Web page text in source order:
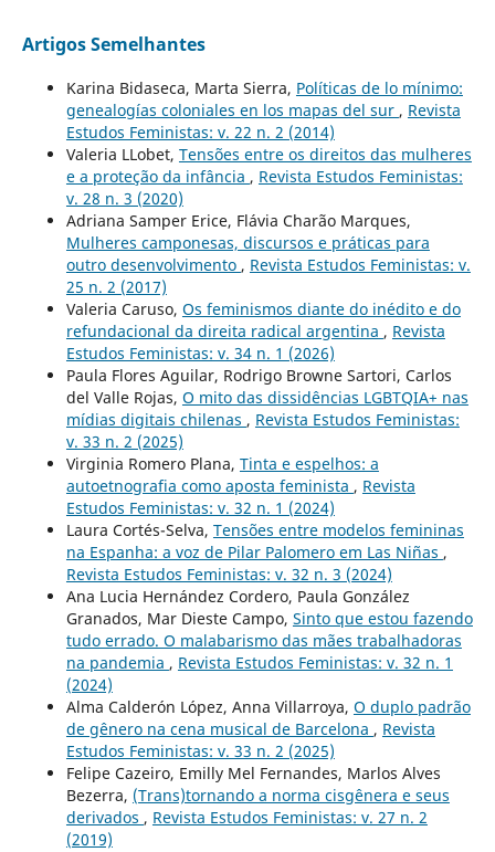
Artigos Semelhantes
Karina Bidaseca, Marta Sierra, Políticas de lo mínimo:
genealogías coloniales en los mapas del sur , Revista
Estudos Feministas: v. 22 n. 2 (2014)
Valeria LLobet, Tensões entre os direitos das mulheres
e a proteção da infância , Revista Estudos Feministas:
v. 28 n. 3 (2020)
Adriana Samper Erice, Flávia Charão Marques,
Mulheres camponesas, discursos e práticas para
outro desenvolvimento , Revista Estudos Feministas: v.
25 n. 2 (2017)
Valeria Caruso, Os feminismos diante do inédito e do
refundacional da direita radical argentina , Revista
Estudos Feministas: v. 34 n. 1 (2026)
Paula Flores Aguilar, Rodrigo Browne Sartori, Carlos
del Valle Rojas, O mito das dissidências LGBTQIA+ nas
mídias digitais chilenas , Revista Estudos Feministas:
v. 33 n. 2 (2025)
Virginia Romero Plana, Tinta e espelhos: a
autoetnografia como aposta feminista , Revista
Estudos Feministas: v. 32 n. 1 (2024)
Laura Cortés-Selva, Tensões entre modelos femininas
na Espanha: a voz de Pilar Palomero em Las Niñas ,
Revista Estudos Feministas: v. 32 n. 3 (2024)
Ana Lucia Hernández Cordero, Paula González
Granados, Mar Dieste Campo, Sinto que estou fazendo
tudo errado. O malabarismo das mães trabalhadoras
na pandemia , Revista Estudos Feministas: v. 32 n. 1
(2024)
Alma Calderón López, Anna Villarroya, O duplo padrão
de gênero na cena musical de Barcelona , Revista
Estudos Feministas: v. 33 n. 2 (2025)
Felipe Cazeiro, Emilly Mel Fernandes, Marlos Alves
Bezerra, (Trans)tornando a norma cisgênera e seus
derivados , Revista Estudos Feministas: v. 27 n. 2
(2019)